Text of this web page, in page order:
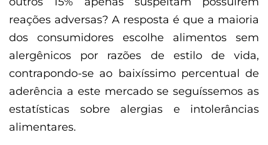
reações adversas? A resposta é que a maioria
dos consumidores escolhe alimentos sem
alergênicos por razões de estilo de vida,
contrapondo-se ao baixíssimo percentual de
aderência a este mercado se seguíssemos as
estatísticas sobre alergias e intolerâncias
alimentares.